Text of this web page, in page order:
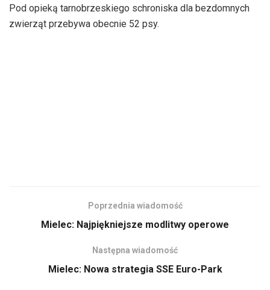
Pod opieką tarnobrzeskiego schroniska dla bezdomnych
zwierząt przebywa obecnie 52 psy.
Poprzednia wiadomość
Mielec: Najpiękniejsze modlitwy operowe
Następna wiadomość
Mielec: Nowa strategia SSE Euro-Park